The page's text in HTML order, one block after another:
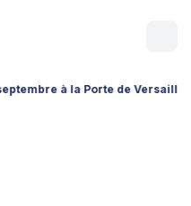
la Porte de Versailles (Hall